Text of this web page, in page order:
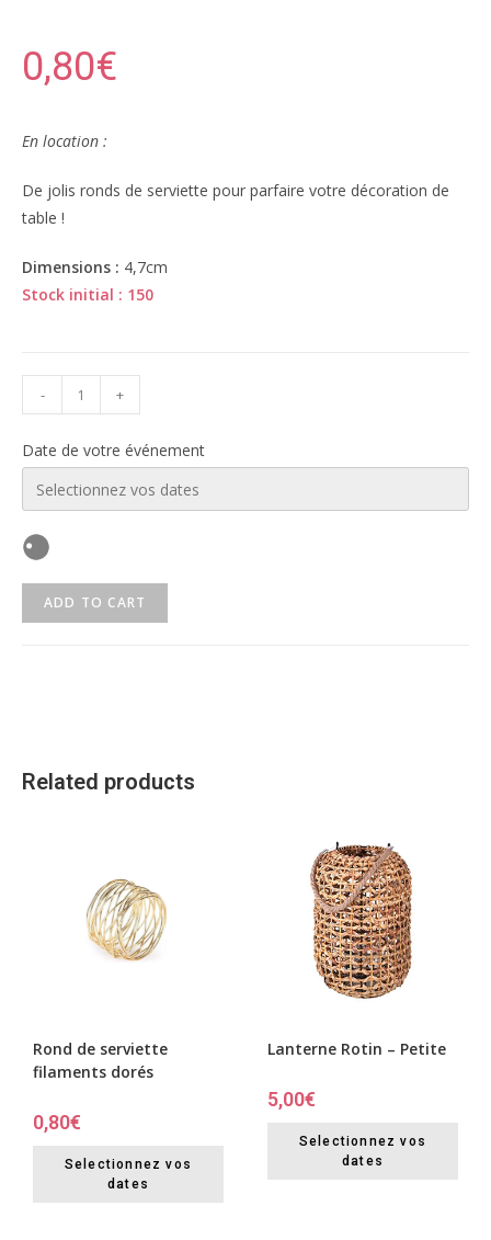
0,80€
En location :
De jolis ronds de serviette pour parfaire votre décoration de
table !
Dimensions : 4,7cm
Stock initial : 150
- +
Date de votre événement
ADD TO CART
Related products
Rond de serviette
filaments dorés
0,80€
Selectionnez vos
dates
Lanterne Rotin – Petite
5,00€
Selectionnez vos
dates